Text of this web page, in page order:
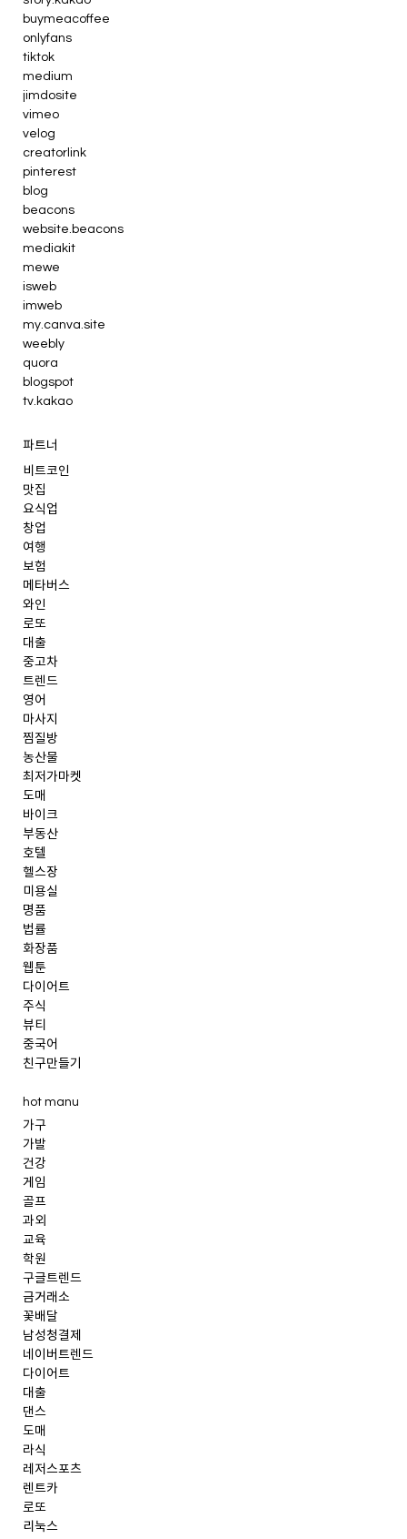
buymeacoffee
onlyfans
tiktok
medium
jimdosite
vimeo
velog
creatorlink
pinterest
blog
beacons
website.beacons
mediakit
mewe
isweb
imweb
my.canva.site
weebly
quora
blogspot
tv.kakao
파트너
비트코인
맛집
요식업
창업
여행
보험
메타버스
와인
로또
대출
중고차
트렌드
영어
마사지
찜질방
농산물
최저가마켓
도매
바이크
부동산
호텔
헬스장
미용실
명품
법률
화장품
웹툰
다이어트
주식
뷰티
중국어
친구만들기
hot manu
가구
가발
건강
게임
골프
과외
교육
학원
구글트렌드
금거래소
꽃배달
남성청결제
네이버트렌드
다이어트
대출
댄스
도매
라식
레저스포츠
렌트카
로또
리눅스